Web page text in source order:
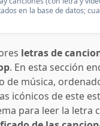
en la base de datos;
letras de
. En esta sección
de música,
icónicos de este
para leer la letra